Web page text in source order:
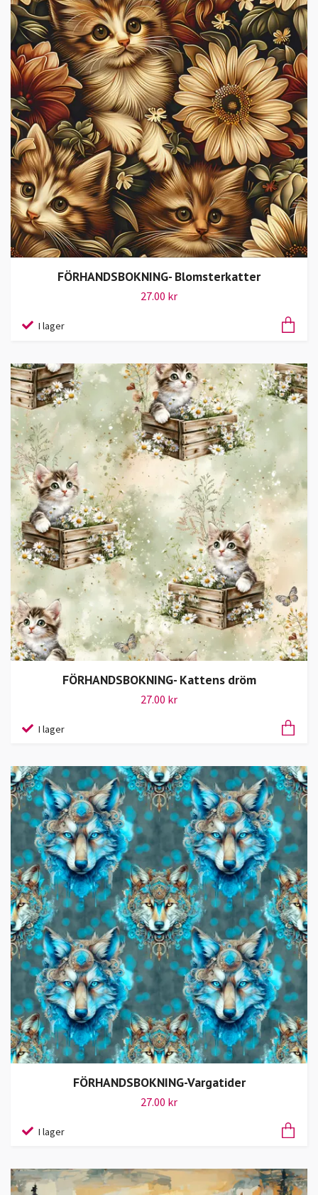
FÖRHANDSBOKNING- Blomsterkatter
27.00 kr
I lager
FÖRHANDSBOKNING- Kattens dröm
27.00 kr
I lager
FÖRHANDSBOKNING-Vargatider
27.00 kr
I lager